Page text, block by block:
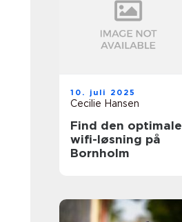
10. juli 2025
Cecilie Hansen
Find den optimale
wifi-løsning på
Bornholm